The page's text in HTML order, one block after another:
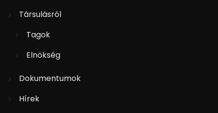
Társulásról
Tagok
Elnökség
Dokumentumok
Hírek